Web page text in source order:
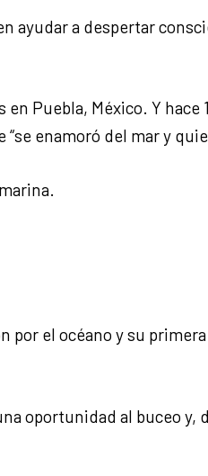
ayudar a despertar
Puebla, México. Y hace
enamoró del mar y
el océano y su
oportunidad al buceo y,